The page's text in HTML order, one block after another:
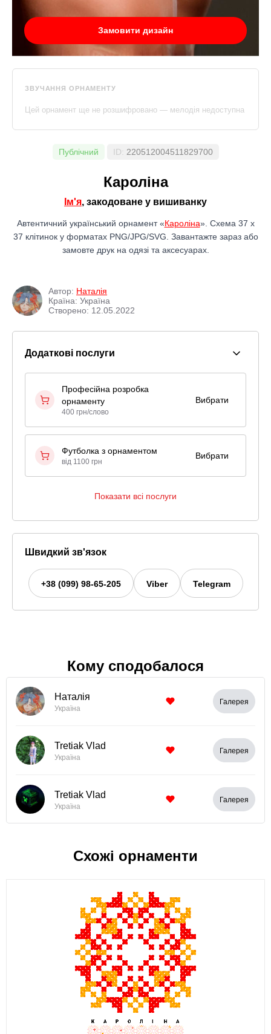
Замовити дизайн
ЗВУЧАННЯ ОРНАМЕНТУ
Цей орнамент ще не розшифровано — мелодія недоступна
Публічний ID: 220512004511829700
Кароліна
Ім'я, закодоване у вишиванку
Автентичний український орнамент «Кароліна». Схема 37 x
37 клітинок у форматах PNG/JPG/SVG. Завантажте зараз або
замовте друк на одязі та аксесуарах.
Автор: Наталія
Країна: Україна
Створено: 12.05.2022
Додаткові послуги
Професійна розробка
орнаменту
400 грн/слово
Вибрати
Футболка з орнаментом
від 1100 грн
Вибрати
Показати всі послуги
Швидкий зв'язок
+38 (099) 98-65-205 Viber Telegram
Кому сподобалося
Наталія
Україна
Галерея
Tretiak Vlad
Україна
Галерея
Tretiak Vlad
Україна
Галерея
Схожі орнаменти